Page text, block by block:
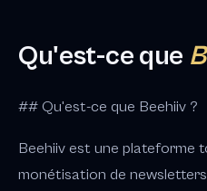
Qu'est-ce que
## Qu'est-ce que Beehiiv ?
Beehiiv est une plateforme
monétisation de